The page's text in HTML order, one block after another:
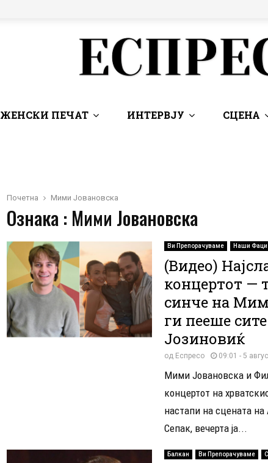
ЖЕНСКИ ПЕЧАТ ИНТЕРВЈУ СЦЕНА
Почетна Мими Јовановска
Ознака : Мими Јовановска
Ви Препорачуваме Наши Фаци
(Видео)
концертот —
синче на
ги пееше
Јозиновиќ
од Еспресо 09:01 - 5
Мими Јовановска и
концертот на
настапи на сцената
Сепак, вечерта ја...
Балкан Ви Препорачуваме